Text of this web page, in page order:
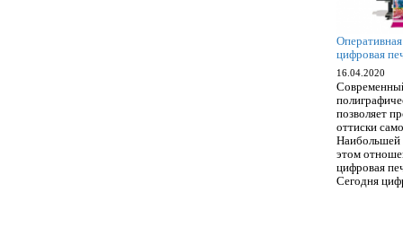
цифровая
16.04.2020
позволяет
оттиски
Наибольшей
этом
цифровая
Сегодня